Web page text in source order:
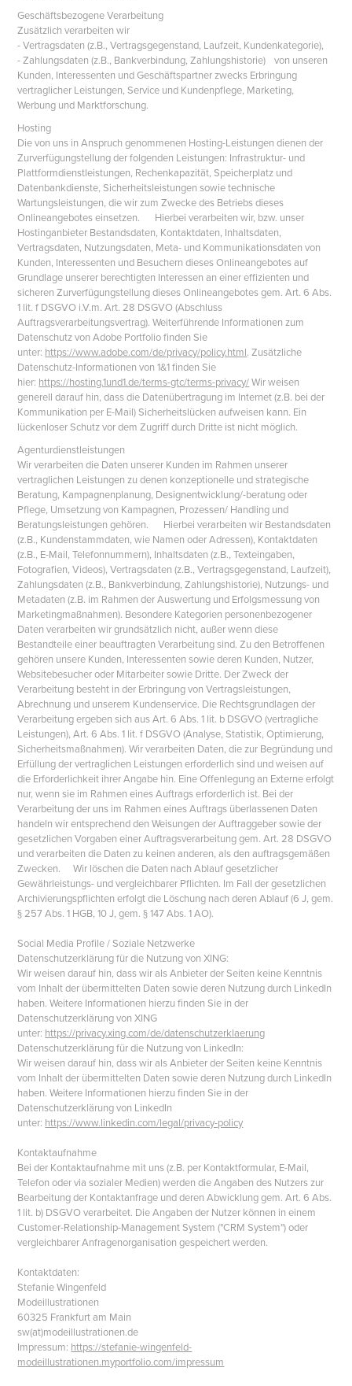
Geschäftsbezogene Verarbeitung
Zusätzlich verarbeiten wir
- Vertragsdaten (z.B., Vertragsgegenstand, Laufzeit, Kundenkategorie),
- Zahlungsdaten (z.B., Bankverbindung, Zahlungshistorie) von unseren
Kunden, Interessenten und Geschäftspartner zwecks Erbringung
vertraglicher Leistungen, Service und Kundenpflege, Marketing,
Werbung und Marktforschung.
Hosting
Die von uns in Anspruch genommenen Hosting-Leistungen dienen der
Zurverfügungstellung der folgenden Leistungen: Infrastruktur- und
Plattformdienstleistungen, Rechenkapazität, Speicherplatz und
Datenbankdienste, Sicherheitsleistungen sowie technische
Wartungsleistungen, die wir zum Zwecke des Betriebs dieses
Onlineangebotes einsetzen. Hierbei verarbeiten wir, bzw. unser
Hostinganbieter Bestandsdaten, Kontaktdaten, Inhaltsdaten,
Vertragsdaten, Nutzungsdaten, Meta- und Kommunikationsdaten von
Kunden, Interessenten und Besuchern dieses Onlineangebotes auf
Grundlage unserer berechtigten Interessen an einer effizienten und
sicheren Zurverfügungstellung dieses Onlineangebotes gem. Art. 6 Abs.
1 lit. f DSGVO i.V.m. Art. 28 DSGVO (Abschluss
Auftragsverarbeitungsvertrag). Weiterführende Informationen zum
Datenschutz von Adobe Portfolio finden Sie
unter: https://www.adobe.com/de/privacy/policy.html. Zusätzliche
Datenschutz-Informationen von 1&1 finden Sie
hier: https://hosting.1und1.de/terms-gtc/terms-privacy/Wir weisen
generell darauf hin, dass die Datenübertragung im Internet (z.B. bei der
Kommunikation per E-Mail) Sicherheitslücken aufweisen kann. Ein
lückenloser Schutz vor dem Zugriff durch Dritte ist nicht möglich.
Agenturdienstleistungen
Wir verarbeiten die Daten unserer Kunden im Rahmen unserer
vertraglichen Leistungen zu denen konzeptionelle und strategische
Beratung, Kampagnenplanung, Designentwicklung/-beratung oder
Pflege, Umsetzung von Kampagnen, Prozessen/ Handling und
Beratungsleistungen gehören. Hierbei verarbeiten wir Bestandsdaten
(z.B., Kundenstammdaten, wie Namen oder Adressen), Kontaktdaten
(z.B., E-Mail, Telefonnummern), Inhaltsdaten (z.B., Texteingaben,
Fotografien, Videos), Vertragsdaten (z.B., Vertragsgegenstand, Laufzeit),
Zahlungsdaten (z.B., Bankverbindung, Zahlungshistorie), Nutzungs- und
Metadaten (z.B. im Rahmen der Auswertung und Erfolgsmessung von
Marketingmaßnahmen). Besondere Kategorien personenbezogener
Daten verarbeiten wir grundsätzlich nicht, außer wenn diese
Bestandteile einer beauftragten Verarbeitung sind. Zu den Betroffenen
gehören unsere Kunden, Interessenten sowie deren Kunden, Nutzer,
Websitebesucher oder Mitarbeiter sowie Dritte. Der Zweck der
Verarbeitung besteht in der Erbringung von Vertragsleistungen,
Abrechnung und unserem Kundenservice. Die Rechtsgrundlagen der
Verarbeitung ergeben sich aus Art. 6 Abs. 1 lit. b DSGVO (vertragliche
Leistungen), Art. 6 Abs. 1 lit. f DSGVO (Analyse, Statistik, Optimierung,
Sicherheitsmaßnahmen). Wir verarbeiten Daten, die zur Begründung und
Erfüllung der vertraglichen Leistungen erforderlich sind und weisen auf
die Erforderlichkeit ihrer Angabe hin. Eine Offenlegung an Externe erfolgt
nur, wenn sie im Rahmen eines Auftrags erforderlich ist. Bei der
Verarbeitung der uns im Rahmen eines Auftrags überlassenen Daten
handeln wir entsprechend den Weisungen der Auftraggeber sowie der
gesetzlichen Vorgaben einer Auftragsverarbeitung gem. Art. 28 DSGVO
und verarbeiten die Daten zu keinen anderen, als den auftragsgemäßen
Zwecken. Wir löschen die Daten nach Ablauf gesetzlicher
Gewährleistungs- und vergleichbarer Pflichten. Im Fall der gesetzlichen
Archivierungspflichten erfolgt die Löschung nach deren Ablauf (6 J, gem.
§ 257 Abs. 1 HGB, 10 J, gem. § 147 Abs. 1 AO).
Social Media Profile / Soziale Netzwerke
Datenschutzerklärung für die Nutzung von XING:
Wir weisen darauf hin, dass wir als Anbieter der Seiten keine Kenntnis
vom Inhalt der übermittelten Daten sowie deren Nutzung durch LinkedIn
haben. Weitere Informationen hierzu finden Sie in der
Datenschutzerklärung von XING
unter: https://privacy.xing.com/de/datenschutzerklaerung
Datenschutzerklärung für die Nutzung von LinkedIn:
Wir weisen darauf hin, dass wir als Anbieter der Seiten keine Kenntnis
vom Inhalt der übermittelten Daten sowie deren Nutzung durch LinkedIn
haben. Weitere Informationen hierzu finden Sie in der
Datenschutzerklärung von LinkedIn
unter: https://www.linkedin.com/legal/privacy-policy
Kontaktaufnahme
Bei der Kontaktaufnahme mit uns (z.B. per Kontaktformular, E-Mail,
Telefon oder via sozialer Medien) werden die Angaben des Nutzers zur
Bearbeitung der Kontaktanfrage und deren Abwicklung gem. Art. 6 Abs.
1 lit. b) DSGVO verarbeitet. Die Angaben der Nutzer können in einem
Customer-Relationship-Management System ("CRM System") oder
vergleichbarer Anfragenorganisation gespeichert werden.
Kontaktdaten:
Stefanie Wingenfeld
Modeillustrationen
60325 Frankfurt am Main
sw(at)modeillustrationen.de
Impressum: https://stefanie-wingenfeld-
modeillustrationen.myportfolio.com/impressum